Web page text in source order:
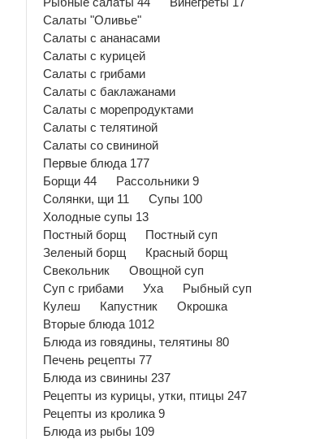
Салаты "Оливье"
Салаты с ананасами
Салаты с курицей
Салаты с грибами
Салаты с баклажанами
Салаты с морепродуктами
Салаты с телятиной
Салаты со свининой
Первые блюда 177
Борщи 44
Рассольники 9
Солянки, щи 11
Супы 100
Холодные супы 13
Постный борщ
Постный суп
Зеленый борщ
Красный борщ
Свекольник
Овощной суп
Суп с грибами
Уха
Рыбный суп
Кулеш
Капустник
Окрошка
Вторые блюда 1012
Блюда из говядины, телятины 80
Печень рецепты 77
Блюда из свинины 237
Рецепты из курицы, утки, птицы 247
Рецепты из кролика 9
Блюда из рыбы 109